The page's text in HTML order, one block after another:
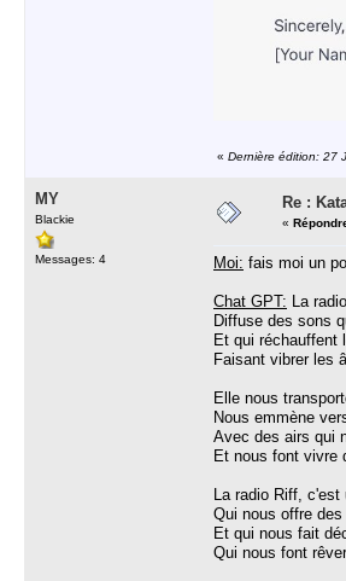
« Dernière édition: 27
MY
Blackie
Messages: 4
Re :
«
Moi: fais moi un
Chat GPT: La
Diffuse des sons
Et qui réchauffent
Faisant vibrer les
Elle nous
Nous emmène
Avec des airs qui
Et nous font vivre
La radio Riff, c'est
Qui nous offre
Et qui nous fait
Qui nous font